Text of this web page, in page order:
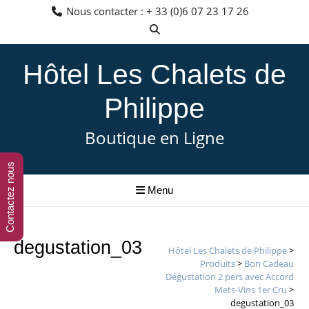
contenu
Nous contacter : + 33 (0)6 07 23 17 26
Hôtel Les Chalets de
Philippe
Boutique en Ligne
Menu
degustation_03 Hôtel Les Chalets de Philippe>
Produits> Bon Cadeau
Dégustation 2 pers avec Accord
Mets-Vins 1er Cru >
degustation_03
Contactez nous